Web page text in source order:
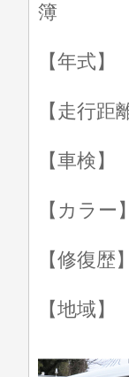
簿
【年式
【走行
【車検
【カラ
【修復
【地域